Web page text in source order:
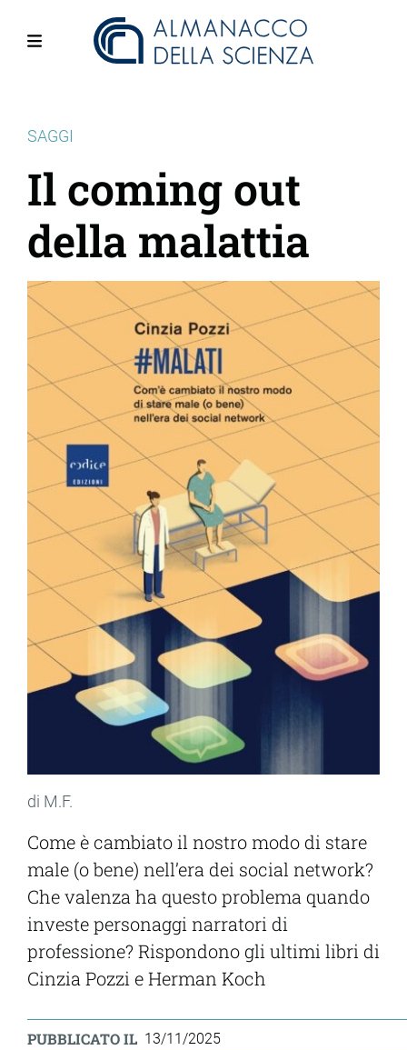
SAGGI
Il coming out
della malattia
di M.F.
Come è cambiato il nostro modo di stare
male (o bene) nell’era dei social network?
Che valenza ha questo problema quando
investe personaggi narratori di
professione? Rispondono gli ultimi libri di
Cinzia Pozzi e Herman Koch
PUBBLICATO IL 13/11/2025